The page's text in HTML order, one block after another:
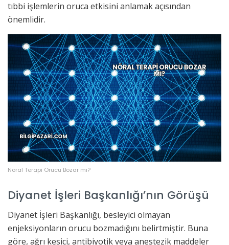
tıbbi işlemlerin oruca etkisini anlamak açısından
önemlidir.
Nöral Terapi Orucu Bozar mı?
Diyanet İşleri Başkanlığı’nın Görüşü
Diyanet İşleri Başkanlığı, besleyici olmayan
enjeksiyonların orucu bozmadığını belirtmiştir. Buna
göre, ağrı kesici, antibiyotik veya anestezik maddeler